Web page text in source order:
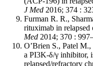
J Med 2016; 374 :
Furman R. R.,
rituximab in
Med 2014; 370 :
O’Brien S., Patel
a PI3K-δ/γ inhibitor,
relapsed/refractory